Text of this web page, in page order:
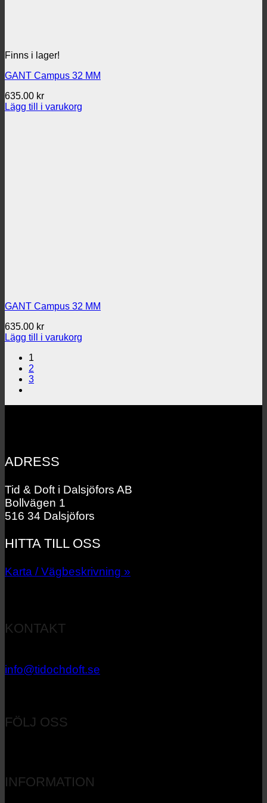
Finns i lager!
GANT Campus 32 MM
635.00 kr
Lägg till i varukorg
GANT Campus 32 MM
635.00 kr
Lägg till i varukorg
1
2
3
ADRESS
Tid & Doft i Dalsjöfors AB
Bollvägen 1
516 34 Dalsjöfors
HITTA TILL OSS
Karta / Vägbeskrivning »
KONTAKT
info@tidochdoft.se
FÖLJ OSS
INFORMATION